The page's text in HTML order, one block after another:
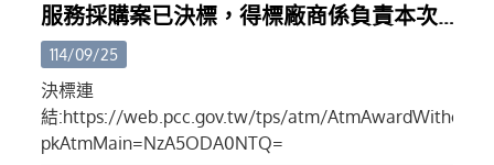
得予併計者，請檢附戶籍登記簿謄本及土地登記異動
索引。(八)其他應備文件。
服務採購案已決標，得標廠商係負責本次
攤集區設計、規劃、招商...等
114/09/25
決標連
結:https://web.pcc.gov.tw/tps/atm/
pkAtmMain=NzA5ODA0NTQ=